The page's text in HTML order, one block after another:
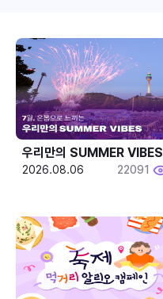
우리만의 SUMMER VIBES
2026.08.06 22091